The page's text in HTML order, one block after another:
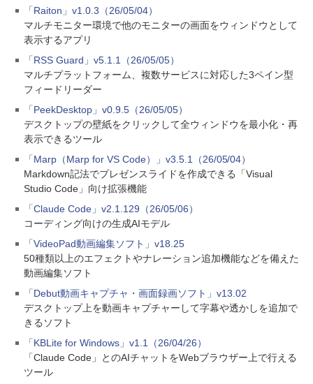
「Raiton」v1.0.3（26/05/04）
マルチモニター環境で他のモニターの画面をウィンドウとして
表示するアプリ
「RSS Guard」v5.1.1（26/05/05）
マルチプラットフォーム、複数サービスに対応した3ペイン型
フィードリーダー
「PeekDesktop」v0.9.5（26/05/05）
デスクトップの壁紙をクリックして全ウィンドウを最小化・再
表示できるツール
「Marp（Marp for VS Code）」v3.5.1（26/05/04）
Markdown記法でプレゼンスライドを作成できる「Visual
Studio Code」向け拡張機能
「Claude Code」v2.1.129（26/05/06）
コーディング向けの生成AIモデル
「VideoPad動画編集ソフト」v18.25
50種類以上のエフェクトやナレーション追加機能などを備えた
動画編集ソフト
「Debut動画キャプチャ・画面録画ソフト」v13.02
デスクトップ上を動画キャプチャーして字幕や透かしを追加で
きるソフト
「KBLite for Windows」v1.1（26/04/26）
「Claude Code」とのAIチャットをWebブラウザー上で行える
ツール